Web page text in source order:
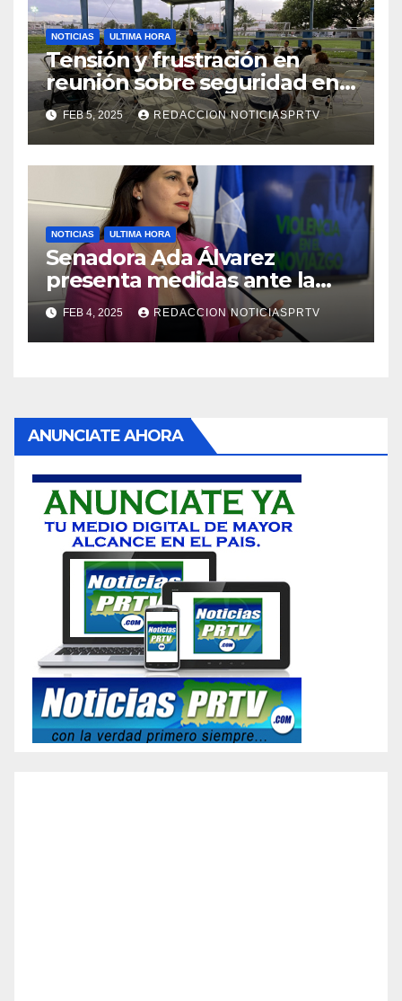
NOTICIAS ULTIMA HORA
Tensión y frustración en
reunión sobre seguridad en
Reparto Metropolitano
FEB 5, 2025 REDACCION NOTICIASPRTV
NOTICIAS ULTIMA HORA
Senadora Ada Álvarez
presenta medidas ante la
violencia en el noviazgo
FEB 4, 2025 REDACCION NOTICIASPRTV
ANUNCIATE AHORA